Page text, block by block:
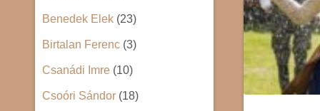
Benedek Elek (23)
Birtalan Ferenc (3)
Csanádi Imre (10)
Csoóri Sándor (18)